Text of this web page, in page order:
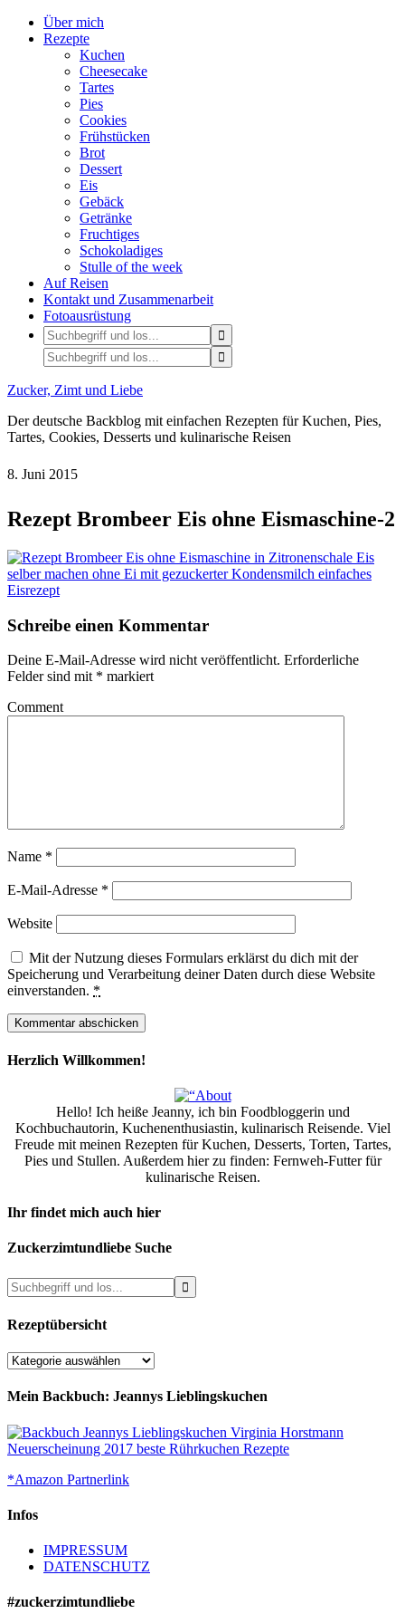
Über mich
Rezepte
Kuchen
Cheesecake
Tartes
Pies
Cookies
Frühstücken
Brot
Dessert
Eis
Gebäck
Getränke
Fruchtiges
Schokoladiges
Stulle of the week
Auf Reisen
Kontakt und Zusammenarbeit
Fotoausrüstung
Zucker, Zimt und Liebe
Der deutsche Backblog mit einfachen Rezepten für Kuchen, Pies,
Tartes, Cookies, Desserts und kulinarische Reisen
8. Juni 2015
Rezept Brombeer Eis ohne Eismaschine-2
Schreibe einen Kommentar
Deine E-Mail-Adresse wird nicht veröffentlicht. Erforderliche
Felder sind mit * markiert
Comment
Name *
E-Mail-Adresse *
Website
Mit der Nutzung dieses Formulars erklärst du dich mit der
Speicherung und Verarbeitung deiner Daten durch diese Website
einverstanden. *
Herzlich Willkommen!
Hello! Ich heiße Jeanny, ich bin Foodbloggerin und
Kochbuchautorin, Kuchenenthusiastin, kulinarisch Reisende. Viel
Freude mit meinen Rezepten für Kuchen, Desserts, Torten, Tartes,
Pies und Stullen. Außerdem hier zu finden: Fernweh-Futter für
kulinarische Reisen.
Ihr findet mich auch hier
Zuckerzimtundliebe Suche
Rezeptübersicht
Rezeptübersicht
Mein Backbuch: Jeannys Lieblingskuchen
*Amazon Partnerlink
Infos
IMPRESSUM
DATENSCHUTZ
#zuckerzimtundliebe